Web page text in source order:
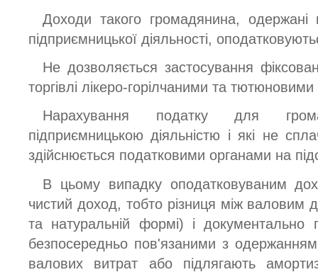
Доходи такого громадянина, одержані
підприємницької діяльності,
Не дозволяється застосування
торгівлі лікеро-горілчаними та
Нарахування податку для
підприємницькою діяльністю і які не
здійснюється податковими органами на
В цьому випадку оподатковуваним
чистий доход, тобто різниця між валовим
та натуральній формі) і документально
безпосередньо пов'язаними з
валових витрат або підлягають